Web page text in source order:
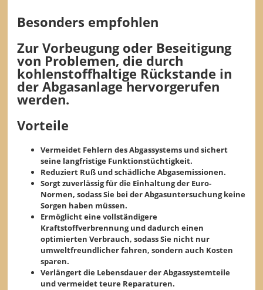
Besonders empfohlen
Zur Vorbeugung oder Beseitigung
von Problemen, die durch
kohlenstoffhaltige Rückstande in
der Abgasanlage hervorgerufen
werden.
Vorteile
Vermeidet Fehlern des Abgassystems und sichert
seine langfristige Funktionstüchtigkeit.
Reduziert Ruß und schädliche Abgasemissionen.
Sorgt zuverlässig für die Einhaltung der Euro-
Normen, sodass Sie bei der Abgasuntersuchung keine
Sorgen haben müssen.
Ermöglicht eine vollständigere
Kraftstoffverbrennung und dadurch einen
optimierten Verbrauch, sodass Sie nicht nur
umweltfreundlicher fahren, sondern auch Kosten
sparen.
Verlängert die Lebensdauer der Abgassystemteile
und vermeidet teure Reparaturen.